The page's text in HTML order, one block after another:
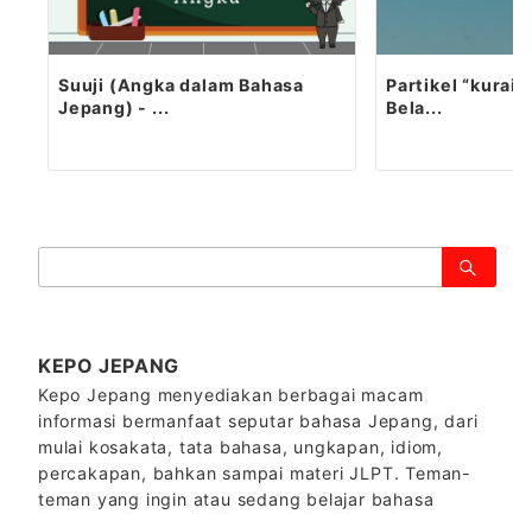
Suuji (Angka dalam Bahasa
Jepang) - ...
Partikel “kurai”
Bela...
索：
KEPO JEPANG
Kepo Jepang menyediakan berbagai macam
informasi bermanfaat seputar bahasa Jepang, dari
mulai kosakata, tata bahasa, ungkapan, idiom,
percakapan, bahkan sampai materi JLPT. Teman-
teman yang ingin atau sedang belajar bahasa